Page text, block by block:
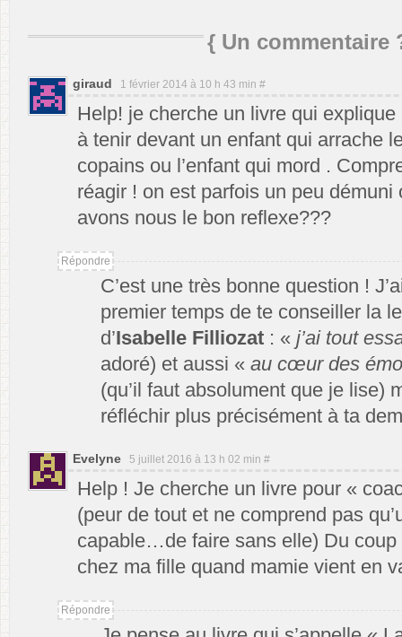
{ Un commentaire
giraud 1 février 2014 à 10 h 43 min #
Help! je cherche un livre qui
à tenir devant un enfant qui arrache
copains ou l’enfant qui mord .
réagir ! on est parfois un peu démuni
avons nous le bon reflexe???
C’est une très bonne question !
premier temps de te conseiller la
d’Isabelle Filliozat : « j’ai tout
adoré) et aussi « au cœur des
(qu’il faut absolument que je lise)
réfléchir plus précisément à ta
Répondre
Evelyne 5 juillet 2016 à 13 h 02 min #
Help ! Je cherche un livre pour «
(peur de tout et ne comprend pas
capable…de faire sans elle) Du coup
chez ma fille quand mamie vient en
Répondre